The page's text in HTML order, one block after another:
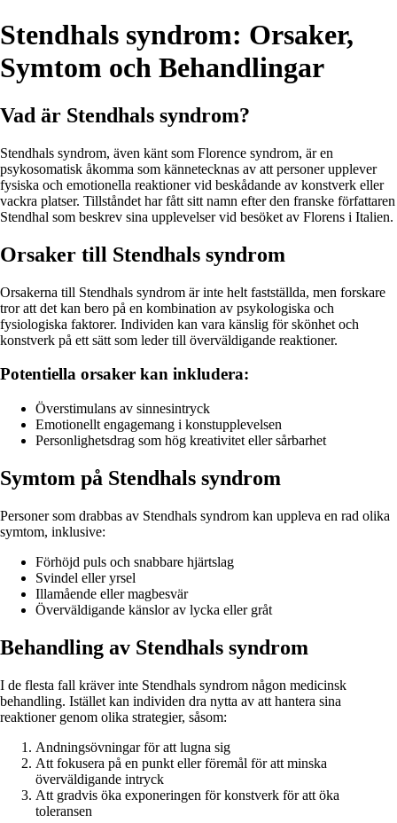
Stendhals syndrom: Orsaker,
Symtom och Behandlingar
Vad är Stendhals syndrom?
Stendhals syndrom, även känt som Florence syndrom, är en
psykosomatisk åkomma som kännetecknas av att personer upplever
fysiska och emotionella reaktioner vid beskådande av konstverk eller
vackra platser. Tillståndet har fått sitt namn efter den franske författaren
Stendhal som beskrev sina upplevelser vid besöket av Florens i Italien.
Orsaker till Stendhals syndrom
Orsakerna till Stendhals syndrom är inte helt fastställda, men forskare
tror att det kan bero på en kombination av psykologiska och
fysiologiska faktorer. Individen kan vara känslig för skönhet och
konstverk på ett sätt som leder till överväldigande reaktioner.
Potentiella orsaker kan inkludera:
Överstimulans av sinnesintryck
Emotionellt engagemang i konstupplevelsen
Personlighetsdrag som hög kreativitet eller sårbarhet
Symtom på Stendhals syndrom
Personer som drabbas av Stendhals syndrom kan uppleva en rad olika
symtom, inklusive:
Förhöjd puls och snabbare hjärtslag
Svindel eller yrsel
Illamående eller magbesvär
Överväldigande känslor av lycka eller gråt
Behandling av Stendhals syndrom
I de flesta fall kräver inte Stendhals syndrom någon medicinsk
behandling. Istället kan individen dra nytta av att hantera sina
reaktioner genom olika strategier, såsom:
Andningsövningar för att lugna sig
Att fokusera på en punkt eller föremål för att minska
överväldigande intryck
Att gradvis öka exponeringen för konstverk för att öka
toleransen